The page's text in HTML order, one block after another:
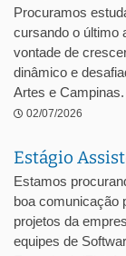
Procuramos
cursando o último
vontade de
dinâmico e
Artes e
02/07/2026
Estágio
Estamos
boa comunicação
projetos da
equipes de